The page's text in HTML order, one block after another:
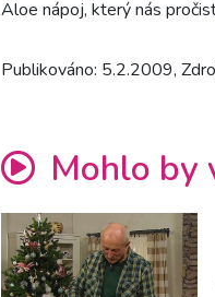
Aloe nápoj, který nás
Publikováno: 5.2.2009,
Mohlo by